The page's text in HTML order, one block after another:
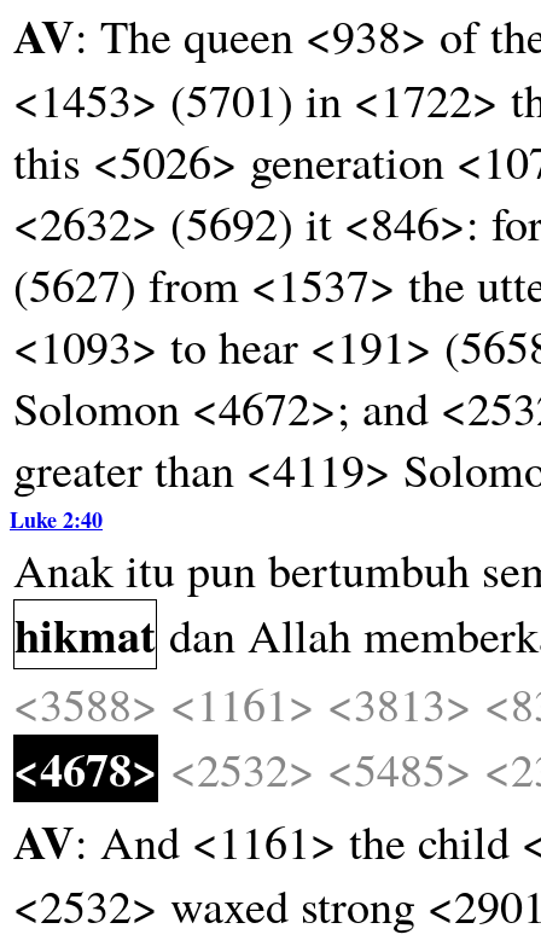
AV: The queen <938> of
<1453> (5701) in <1722>
this <5026> generation
<2632> (5692) it <846>:
(5627) from <1537> the
<1093> to hear <191>
Solomon <4672>; and
greater than <4119>
Luke 2:40
Anakitupunbertumbuh
hikmat danAllah
<3588> <1161> <3813>
<4678> <2532> <5485>
AV: And <1161> the child
<2532> waxed strong